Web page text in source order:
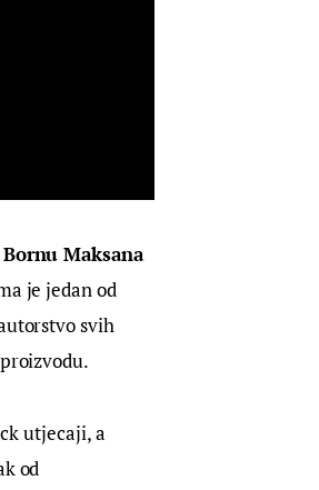
Bornu Maksana
je jedan od
svih
utjecaji, a
od